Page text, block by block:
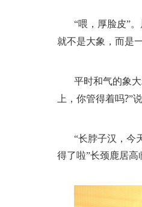
“喂，厚脸皮”
就不是大象，而是
平时和气的象
上，你管得着吗?”
“长脖子汉，今
得了啦”长颈鹿居高